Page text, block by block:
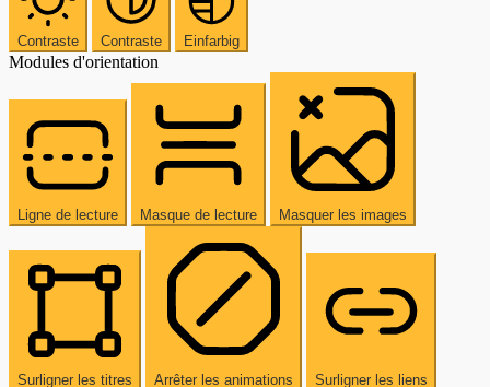
Contraste Contraste Einfarbig
Modules d'orientation
Ligne de lecture Masque de lecture Masquer les images
Surligner les titres Arrêter les animations Surligner les liens